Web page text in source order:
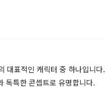
표적인 캐릭터 중 하나입니다
독특한 콘셉트로 유명합니다.